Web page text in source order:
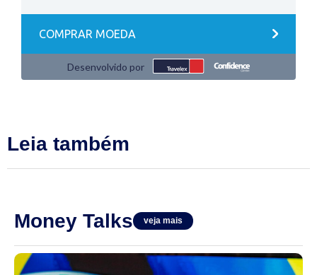
Leia também
Money Talks veja mais